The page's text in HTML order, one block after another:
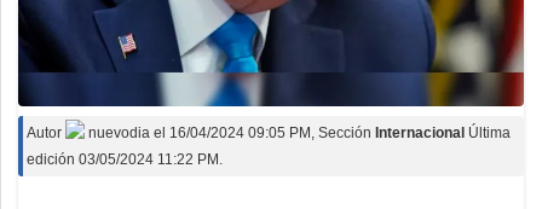
Autor nuevodia el 16/04/2024 09:05 PM, Sección Internacional Última
edición 03/05/2024 11:22 PM.